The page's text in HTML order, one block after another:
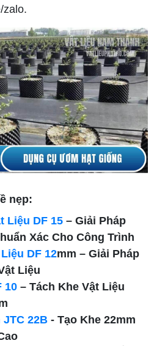
zalo.
nẹp:
Liệu DF 15 – Giải Pháp
Xác Cho Công Trình
DF 12mm – Giải Pháp
Liệu
10 – Tách Khe Vật Liệu
JTC 22B - Tạo Khe 22mm